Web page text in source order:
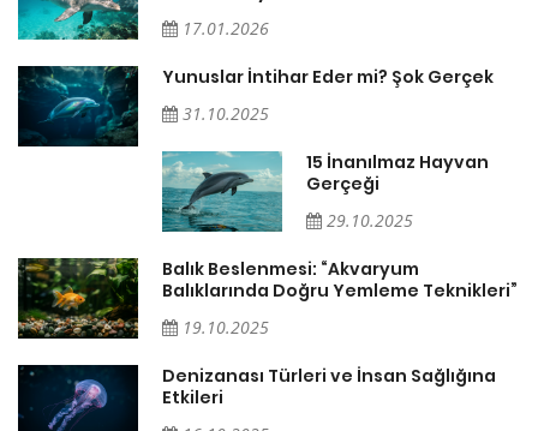
17.01.2026
Yunuslar İntihar Eder mi? Şok Gerçek
31.10.2025
15 İnanılmaz Hayvan
Gerçeği
29.10.2025
Balık Beslenmesi: “Akvaryum
Balıklarında Doğru Yemleme Teknikleri”
19.10.2025
Denizanası Türleri ve İnsan Sağlığına
Etkileri